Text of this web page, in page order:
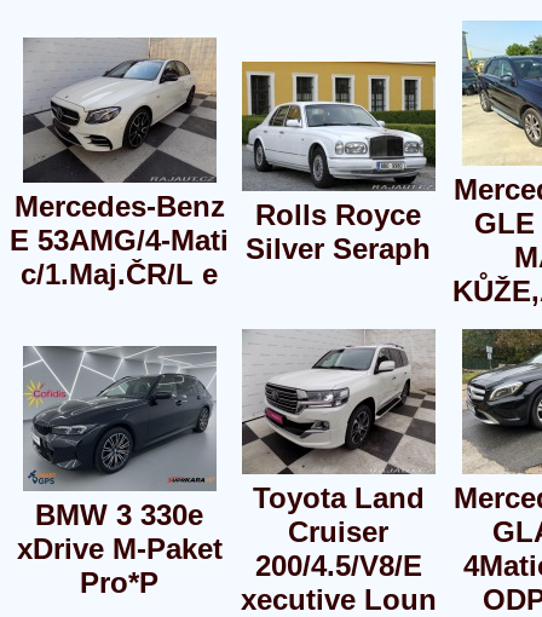
Mercedes-Benz
E 53AMG/4-Mati
c/1.Maj.ČR/L e
Rolls Royce
Silver Seraph
GLE
BMW 3 330e
xDrive M-Paket
Pro*P
Toyota Land
Cruiser
200/4.5/V8/E
xecutive Loun